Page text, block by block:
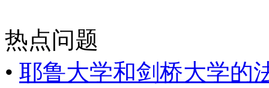
热点问题
• 耶鲁大学和剑桥大学的